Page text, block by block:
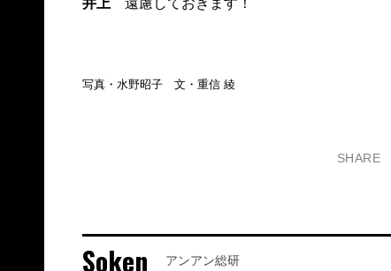
写真・水野昭子 文・重信 綾
SHARE
Soken アンアン総研